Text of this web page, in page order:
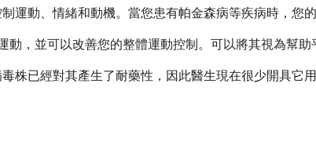
動、情緒和動機。當您患有帕金森病等疾病時，您
，並可以改善您的整體運動控制。可以將其視為幫助
株已經對其產生了耐藥性，因此醫生現在很少開具它